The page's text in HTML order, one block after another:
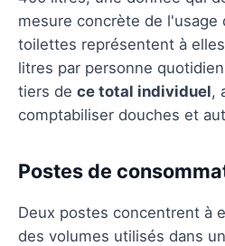
mesure concrète de l'usage
toilettes représentent à
litres par personne
tiers de ce total individuel,
comptabiliser douches et
Postes de
Deux postes concentrent à
des volumes utilisés dans